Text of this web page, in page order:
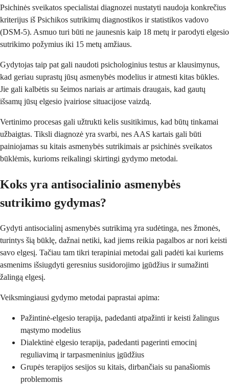
Psichinės sveikatos specialistai diagnozei nustatyti naudoja konkrečius
kriterijus iš Psichikos sutrikimų diagnostikos ir statistikos vadovo
(DSM-5). Asmuo turi būti ne jaunesnis kaip 18 metų ir parodyti elgesio
sutrikimo požymius iki 15 metų amžiaus.
Gydytojas taip pat gali naudoti psichologinius testus ar klausimynus,
kad geriau suprastų jūsų asmenybės modelius ir atmesti kitas būkles.
Jie gali kalbėtis su šeimos nariais ar artimais draugais, kad gautų
išsamų jūsų elgesio įvairiose situacijose vaizdą.
Vertinimo procesas gali užtrukti kelis susitikimus, kad būtų tinkamai
užbaigtas. Tiksli diagnozė yra svarbi, nes AAS kartais gali būti
painiojamas su kitais asmenybės sutrikimais ar psichinės sveikatos
būklėmis, kurioms reikalingi skirtingi gydymo metodai.
Koks yra antisocialinio asmenybės
sutrikimo gydymas?
Gydyti antisocialinį asmenybės sutrikimą yra sudėtinga, nes žmonės,
turintys šią būklę, dažnai netiki, kad jiems reikia pagalbos ar nori keisti
savo elgesį. Tačiau tam tikri terapiniai metodai gali padėti kai kuriems
asmenims išsiugdyti geresnius susidorojimo įgūdžius ir sumažinti
žalingą elgesį.
Veiksmingiausi gydymo metodai paprastai apima:
Pažintinė-elgesio terapija, padedanti atpažinti ir keisti žalingus
mąstymo modelius
Dialektinė elgesio terapija, padedanti pagerinti emocinį
reguliavimą ir tarpasmeninius įgūdžius
Grupės terapijos sesijos su kitais, dirbančiais su panašiomis
problemomis